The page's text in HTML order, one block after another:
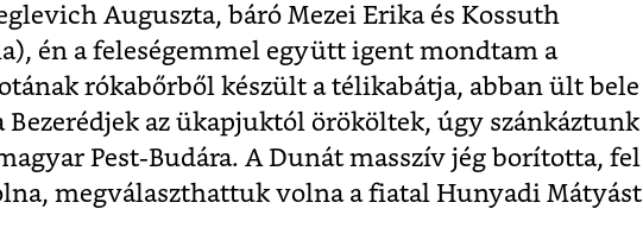
Auguszta, báró Mezei Erika és Kossuth
én a feleségemmel együtt igent mondtam a
rókabőrből készült a télikabátja, abban ült bele
Bezerédjek az ükapjuktól örököltek, úgy szánkáztunk
Pest-Budára. A Dunát masszív jég borította, fel
megválaszthattuk volna a fiatal Hunyadi Mátyást